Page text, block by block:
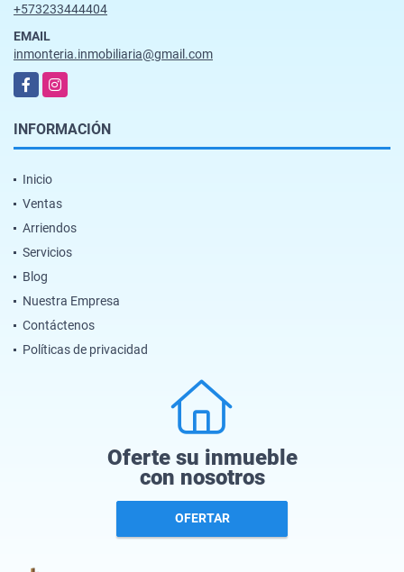
+573233444404
EMAIL
inmonteria.inmobiliaria@gmail.com
FacebookInstagram
INFORMACIÓN
Inicio
Ventas
Arriendos
Servicios
Blog
Nuestra Empresa
Contáctenos
Políticas de privacidad
Oferte su inmueble
con nosotros
OFERTAR